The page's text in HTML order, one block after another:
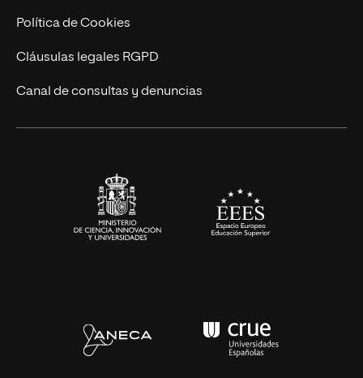
Ingeniería
Diseño
Ciencias de la Salud
Política de Cookies
Cláusulas legales RGPD
Canal de consultas y denuncias